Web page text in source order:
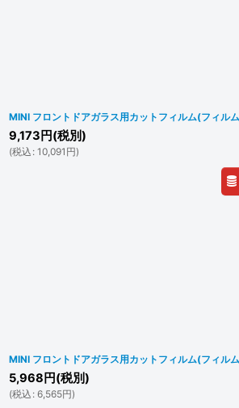
MINI フロントドアガラス用カットフィルム(フィル
9,173 円(税別)
(税込 : 10,091 円)
MINI フロントドアガラス用カットフィルム(フィル
5,968 円(税別)
(税込 : 6,565円)